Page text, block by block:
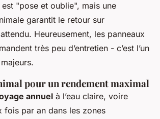
"pose et oublie", mais une
garantit le retour sur
Heureusement, les panneaux
très peu d’entretien - c’est l’un
pour un rendement maximal
annuel à l’eau claire, voire
fois par an dans les zones